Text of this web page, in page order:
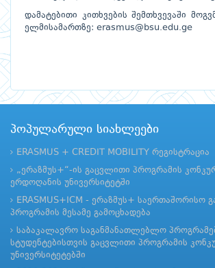
დამატებითი კითხვების შემთხვევაში
ელმისამართზე: erasmus@bsu.edu.ge
პოპულარული სიახლეები
ERASMUS + CREDIT MOBILITY რეგისტრაცია
„ერაზმუს+“-ის გაცვლითი პროგრამის
ერდოღანის უნივერსიტეტში
ERASMUS+ICM - ერაზმუს+ საერთაშორისო
პროგრამის მესამე გამოცხადება
საბაკალავრო საგანმანათლებლო
სტუდენტებისთვის გაცვლითი პროგრამის
უნივერსიტეტებში